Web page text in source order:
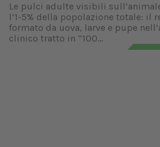
Le pulci adulte visibili
l’1-5% della popolazione totale: il
formato da uova, larve e pupe
clinico tratto in “100...